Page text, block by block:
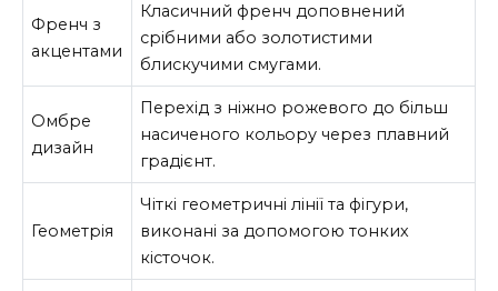
Френч з
акцентами
Класичний френч доповнений
срібними або золотистими
блискучими смугами.
Омбре
дизайн
Перехід з ніжно рожевого до більш
насиченого кольору через плавний
градієнт.
Геометрія
Чіткі геометричні лінії та фігури,
виконані за допомогою тонких
кісточок.